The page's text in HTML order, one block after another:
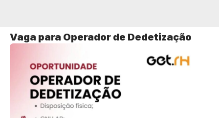
Vaga para Operador de Dedetização